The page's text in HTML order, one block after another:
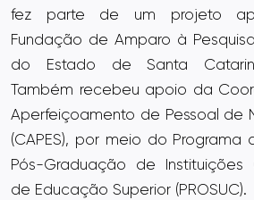
fez parte de um projeto
Fundação de Amparo à
do Estado de Santa Catarina
Também recebeu apoio da
Aperfeiçoamento de Pessoal de
(CAPES), por meio do Programa
Pós-Graduação de Instituições
de Educação Superior (PROSUC).